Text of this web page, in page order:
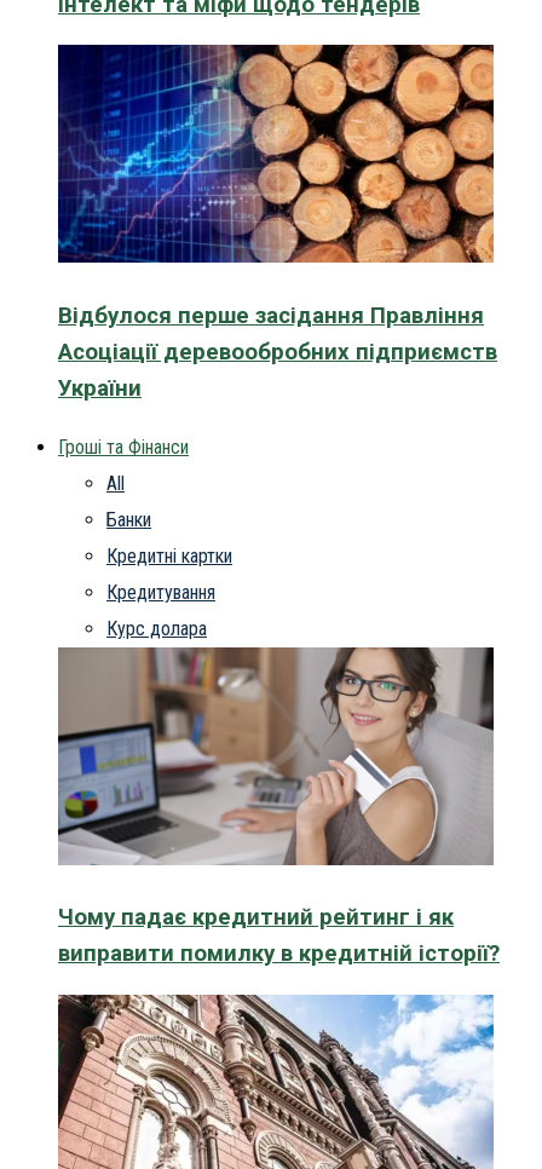
Відбулося перше засідання Правління
Асоціації деревообробних підприємств
України
Гроші та Фінанси
All
Банки
Кредитні картки
Кредитування
Курс долара
Чому падає кредитний рейтинг і як
виправити помилку в кредитній історії?